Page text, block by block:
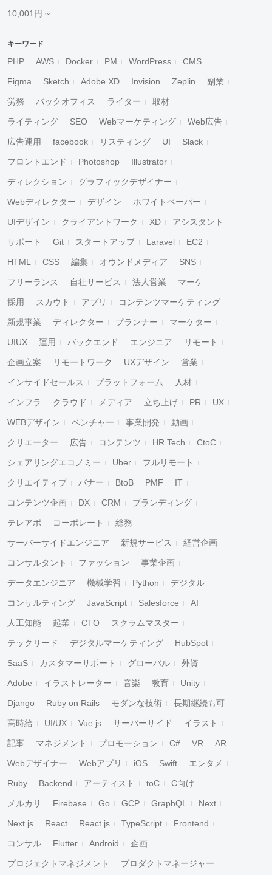
10,001円 ~
キーワード
PHP AWS Docker PM WordPress CMS
Figma Sketch Adobe XD Invision Zeplin 副業
労務 バックオフィス ライター 取材
ライティング SEO Webマーケティング Web広告
広告運用 facebook リスティング UI Slack
フロントエンド Photoshop Illustrator
ディレクション グラフィックデザイナー
Webディレクター デザイン ホワイトペーパー
UIデザイン クライアントワーク XD アシスタント
サポート Git スタートアップ Laravel EC2
HTML CSS 編集 オウンドメディア SNS
フリーランス 自社サービス 法人営業 マーケ
採用 スカウト アプリ コンテンツマーケティング
新規事業 ディレクター プランナー マーケター
UIUX 運用 バックエンド エンジニア リモート
企画立案 リモートワーク UXデザイン 営業
インサイドセールス プラットフォーム 人材
インフラ クラウド メディア 立ち上げ PR UX
WEBデザイン ベンチャー 事業開発 動画
クリエーター 広告 コンテンツ HR Tech CtoC
シェアリングエコノミー Uber フルリモート
クリエイティブ バナー BtoB PMF IT
コンテンツ企画 DX CRM ブランディング
テレアポ コーポレート 総務
サーバーサイドエンジニア 新規サービス 経営企画
コンサルタント ファッション 事業企画
データエンジニア 機械学習 Python デジタル
コンサルティング JavaScript Salesforce AI
人工知能 起業 CTO スクラムマスター
テックリード デジタルマーケティング HubSpot
SaaS カスタマーサポート グローバル 外資
Adobe イラストレーター 音楽 教育 Unity
Django Ruby on Rails モダンな技術 長期継続も可
高時給 UI/UX Vue.js サーバーサイド イラスト
記事 マネジメント プロモーション C# VR AR
Webデザイナー Webアプリ iOS Swift エンタメ
Ruby Backend アーティスト toC C向け
メルカリ Firebase Go GCP GraphQL Next
Next.js React React.js TypeScript Frontend
コンサル Flutter Android 企画
プロジェクトマネジメント プロダクトマネージャー